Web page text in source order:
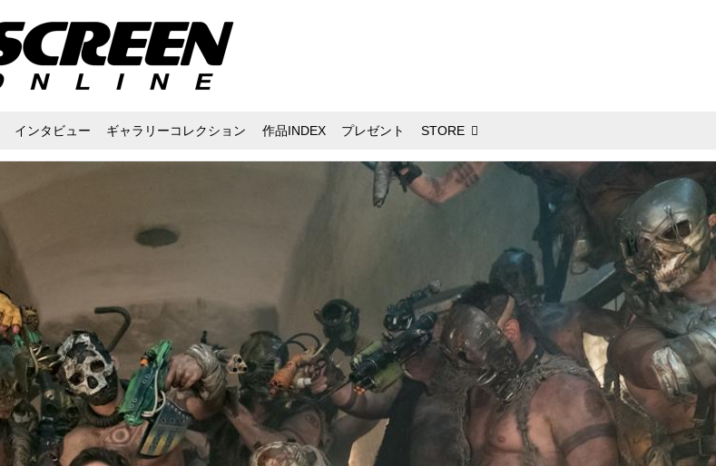
インタビュー ギャラリーコレクション 作品INDEX プレゼント STORE